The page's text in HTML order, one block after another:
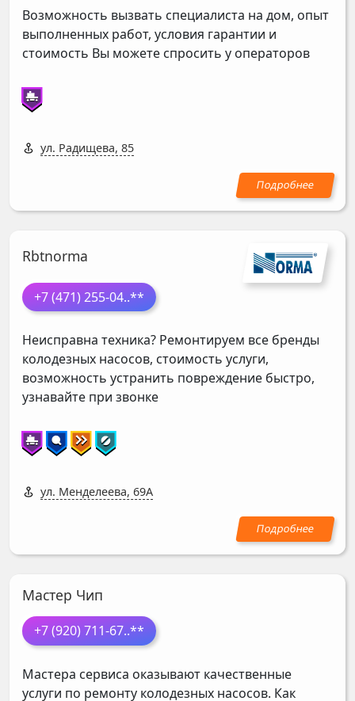
Возможность вызвать специалиста на дом, опыт
выполненных работ, условия гарантии и
стоимость Вы можете спросить у операторов
ул. Радищева, 85
Rbtnorma
+7 (471) 255-04..**
Неисправна техника? Ремонтируем все бренды
колодезных насосов, стоимость услуги,
возможность устранить повреждение быстро,
узнавайте при звонке
ул. Менделеева, 69А
Мастер Чип
+7 (920) 711-67..**
Мастера сервиса оказывают качественные
услуги по ремонту колодезных насосов. Как